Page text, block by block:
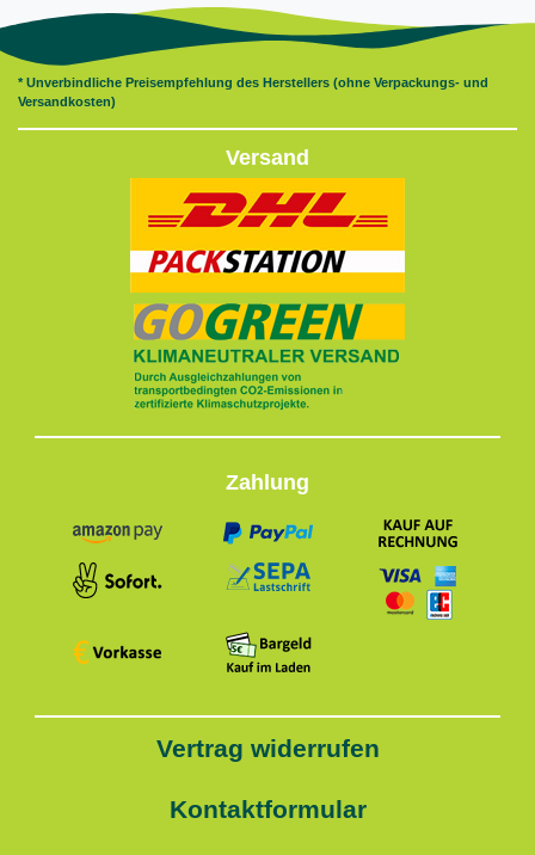
* Unverbindliche Preisempfehlung des Herstellers (ohne Verpackungs- und
Versandkosten)
Versand
Zahlung
Vertrag widerrufen
Kontaktformular